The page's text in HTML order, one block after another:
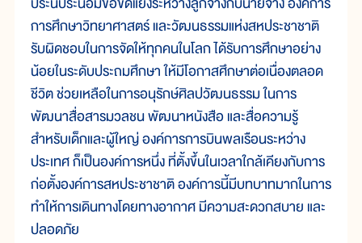
การศึกษาวิทยาศาสตร์ และวัฒนธรรมแห่งสหประชาชาติ
รับผิดชอบในการจัดให้ทุกคนในโลก ได้รับการศึกษาอย่าง
น้อยในระดับประถมศึกษา ให้มีโอกาสศึกษาต่อเนื่องตลอด
ชีวิต ช่วยเหลือในการอนุรักษ์ศิลปวัฒนธรรม ในการ
พัฒนาสื่อสารมวลชน พัฒนาหนังสือ และสื่อความรู้
สำหรับเด็กและผู้ใหญ่ องค์การการบินพลเรือนระหว่าง
ประเทศ ก็เป็นองค์การหนึ่ง ที่ตั้งขึ้นในเวลาใกล้เคียงกับการ
ก่อตั้งองค์การสหประชาชาติ องค์การนี้มีบทบาทมากในการ
ทำให้การเดินทางโดยทางอากาศ มีความสะดวกสบาย และ
ปลอดภัย